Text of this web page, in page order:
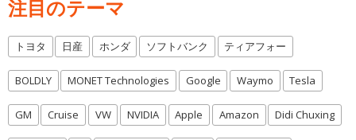
注目のテーマ
トヨタ 日産 ホンダ ソフトバンク ティアフォー
BOLDLY MONET Technologies Google Waymo Tesla
GM Cruise VW NVIDIA Apple Amazon Didi Chuxing